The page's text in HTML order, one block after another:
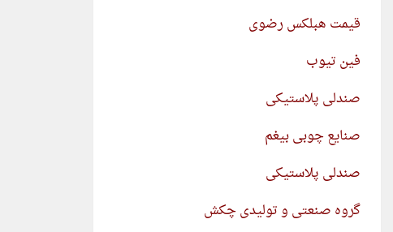
قیمت هبلکس رضوی
فین تیوب
صندلی پلاستیکی
صنایع چوبی بیغم
صندلی پلاستیکی
گروه صنعتی و تولیدی چکش